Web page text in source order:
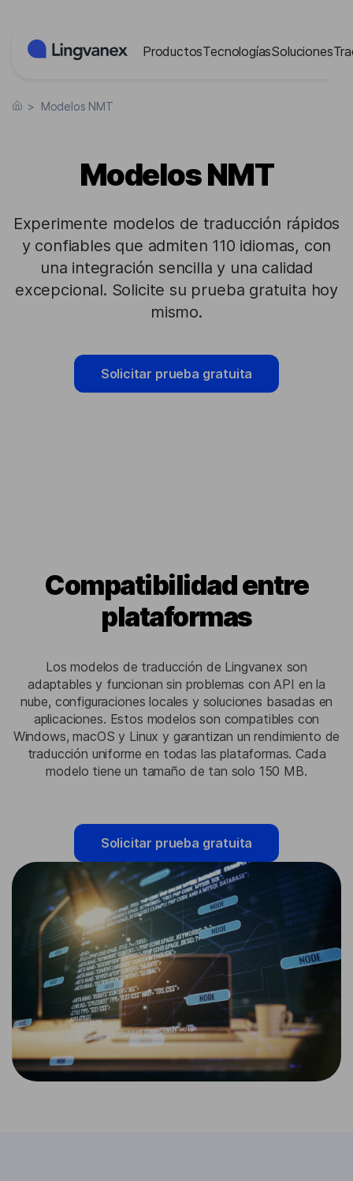
ProductosTecnologíasSoluciones
> Modelos NMT
Modelos NMT
Experimente modelos de traducción rápidos
y confiables que admiten 110 idiomas, con
una integración sencilla y una calidad
excepcional. Solicite su prueba gratuita hoy
mismo.
Solicitar prueba gratuita
Compatibilidad entre
plataformas
Los modelos de traducción de Lingvanex son
adaptables y funcionan sin problemas con API en la
nube, configuraciones locales y soluciones basadas en
aplicaciones. Estos modelos son compatibles con
Windows, macOS y Linux y garantizan un rendimiento de
traducción uniforme en todas las plataformas. Cada
modelo tiene un tamaño de tan solo 150 MB.
Solicitar prueba gratuita